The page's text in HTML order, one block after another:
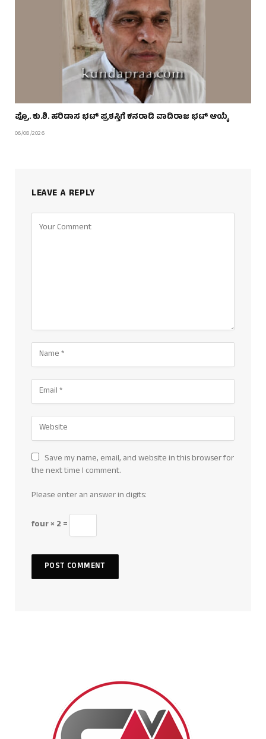
ಪ್ರೊ. ಕು.ಶಿ. ಹರಿದಾಸ ಭಟ್ ಪ್ರಶಸ್ತಿಗೆ ಕನರಾಡಿ ವಾದಿರಾಜ ಭಟ್ ಆಯ್ಕೆ
06/08/2026
LEAVE A REPLY
Save my name, email, and website in this browser for
the next time I comment.
Please enter an answer in digits:
four × 2 =